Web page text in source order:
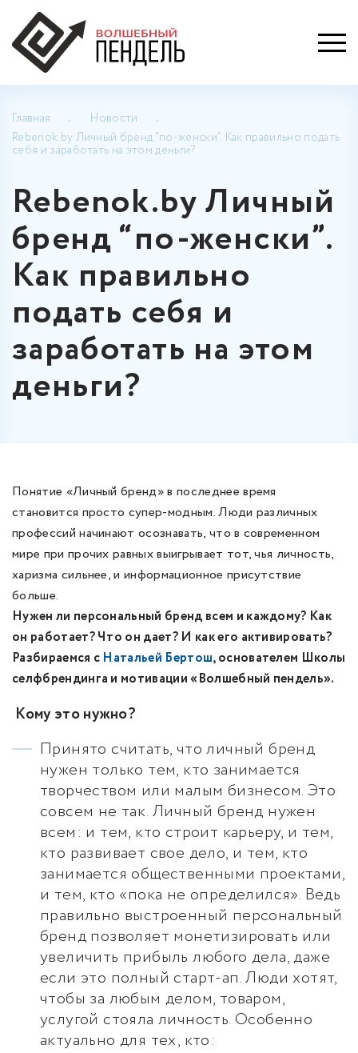
Главная
Новости
Rebenok.by Личный бренд “по-женски”. Как правильно подать
себя и заработать на этом деньги?
Rebenok.by Личный
бренд “по-женски”.
Как правильно
подать себя и
заработать на этом
деньги?
Понятие «Личный бренд» в последнее время
становится просто супер-модным. Люди различных
профессий начинают осознавать, что в современном
мире при прочих равных выигрывает тот, чья личность,
харизма сильнее, и информационное присутствие
больше.
Нужен ли персональный бренд всем и каждому? Как
он работает? Что он дает? И как его активировать?
Разбираемся с Натальей Бертош, основателем Школы
селфбрендинга и мотивации «Волшебный пендель».
Кому это нужно?
Принято считать, что личный бренд
нужен только тем, кто занимается
творчеством или малым бизнесом. Это
совсем не так. Личный бренд нужен
всем: и тем, кто строит карьеру, и тем,
кто развивает свое дело, и тем, кто
занимается общественными проектами,
и тем, кто «пока не определился». Ведь
правильно выстроенный персональный
бренд позволяет монетизировать или
увеличить прибыль любого дела, даже
если это полный старт-ап. Люди хотят,
чтобы за любым делом, товаром,
услугой стояла личность. Особенно
актуально для тех, кто: